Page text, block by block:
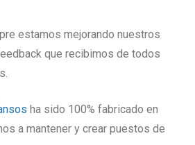
estamos mejorando nuestros
que recibimos de todos
ha sido 100% fabricado en
a mantener y crear puestos de